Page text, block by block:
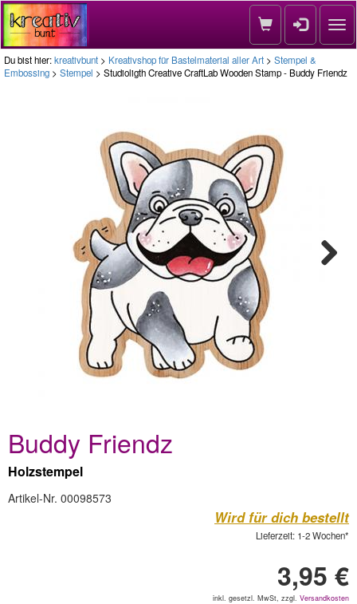
Du bist hier:kreativbunt > Kreativshop für Bastelmaterial aller Art > Stempel &
Embossing > Stempel > Studioligth Creative CraftLab Wooden Stamp - Buddy Friendz
Buddy Friendz
Holzstempel
Artikel-Nr. 00098573
Wird für dich bestellt
Lieferzeit: 1-2 Wochen*
3,95 €
inkl. gesetzl. MwSt, zzgl. Versandkosten